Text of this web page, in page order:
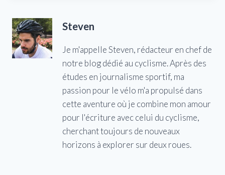
Steven
Je m'appelle Steven, rédacteur en chef de
notre blog dédié au cyclisme. Après des
études en journalisme sportif, ma
passion pour le vélo m'a propulsé dans
cette aventure où je combine mon amour
pour l'écriture avec celui du cyclisme,
cherchant toujours de nouveaux
horizons à explorer sur deux roues.